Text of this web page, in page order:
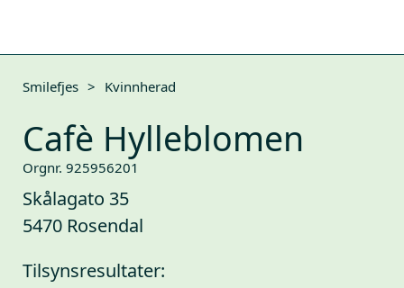
Smilefjes > Kvinnherad
Cafè Hylleblomen
Orgnr. 925956201
Skålagato 35
5470 Rosendal
Tilsynsresultater: